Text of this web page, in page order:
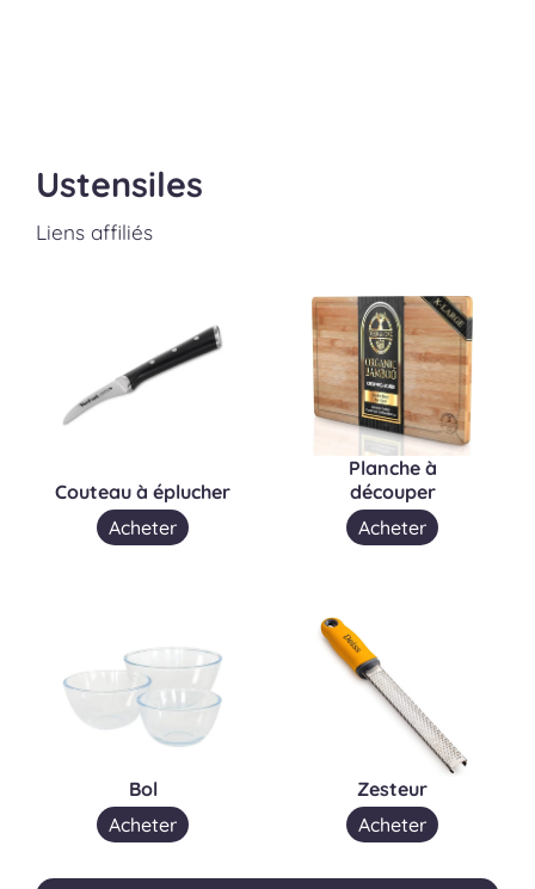
Ustensiles
Liens affiliés
Couteau à éplucher
Acheter
Planche à
découper
Acheter
Bol
Acheter
Zesteur
Acheter